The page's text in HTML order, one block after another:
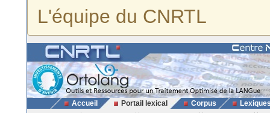
L'équipe du CNRTL
Accueil Portail lexical Corpus